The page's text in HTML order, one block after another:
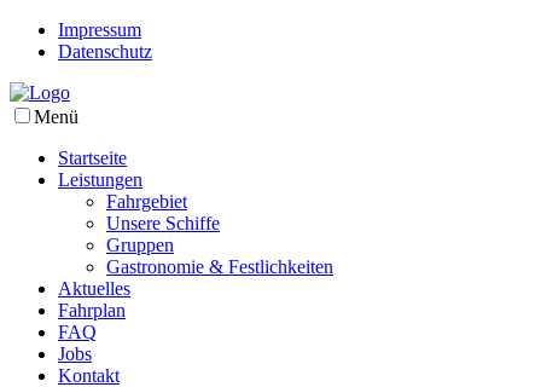
Impressum
Datenschutz
Menü
Startseite
Leistungen
Fahrgebiet
Unsere Schiffe
Gruppen
Gastronomie & Festlichkeiten
Aktuelles
Fahrplan
FAQ
Jobs
Kontakt